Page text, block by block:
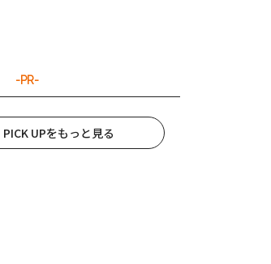
-PR-
PICK UPをもっと見る